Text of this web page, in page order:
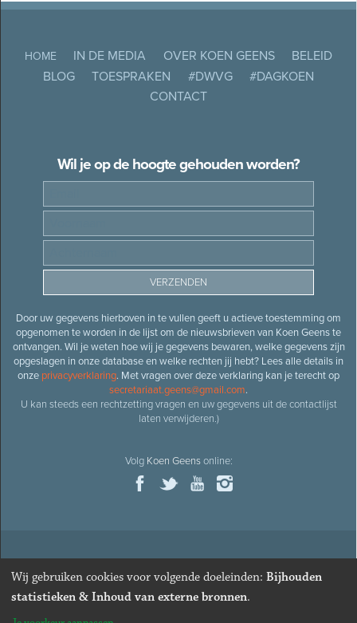
HOME IN DE MEDIA OVER KOEN GEENS
BELEID
BLOG
TOESPRAKEN #DWVG
#DAGKOEN
CONTACT
Wil je op de hoogte gehouden worden?
Door uw gegevens hierboven in te vullen geeft u actieve toestemming om
opgenomen te worden in de lijst om de nieuwsbrieven van Koen Geens te
ontvangen. Wil je weten hoe wij je gegevens bewaren, welke gegevens zijn
opgeslagen in onze database en welke rechten jij hebt? Lees alle details in
onze privacyverklaring. Met vragen over deze verklaring kan je terecht op
secretariaat.geens@gmail.com.
U kan steeds een rechtzetting vragen en uw gegevens uit de contactlijst
laten verwijderen.)
Volg Koen Geensonline:
© 2026Oud-minister en ere-volksvertegenwoordiger Koen
· Alle rechten voorbehouden · Cookies wijzigen
Webdesign&website ontwikkelingdoor Zenjoy in Leuven
Wij gebruiken cookies voor volgende doeleinden: Bijhouden
statistieken & Inhoud van externe bronnen.